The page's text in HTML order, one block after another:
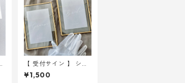
【 受付サイン 】 シー
スルー（用紙のみ） ｜
結婚式 ウェルカムス
¥1,500